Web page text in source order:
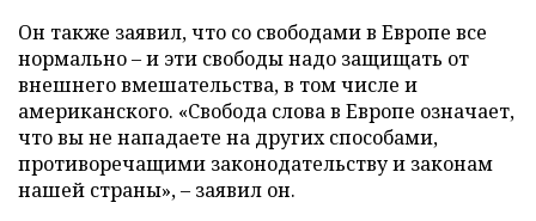
Он также заявил, что со свободами в Европе все
нормально – и эти свободы надо защищать от
внешнего вмешательства, в том числе и
американского. «Свобода слова в Европе означает,
что вы не нападаете на других способами,
противоречащими законодательству и законам
нашей страны», – заявил он.